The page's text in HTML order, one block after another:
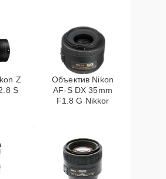
Z
S
Объектив Nikon
AF-S DX 35mm
F1.8 G Nikkor